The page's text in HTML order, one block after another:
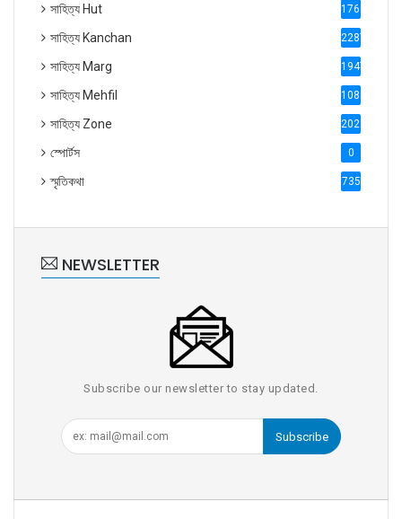
সাহিত্য Hut 1769
সাহিত্য Kanchan 2287
সাহিত্য Marg 1947
সাহিত্য Mehfil 1088
সাহিত্য Zone 2028
স্পোর্টস 0
স্মৃতিকথা 735
NEWSLETTER
Subscribe our newsletter to stay updated.
Subscribe